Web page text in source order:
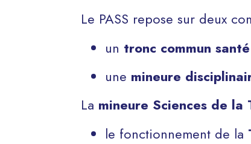
Le PASS repose sur deux
un tronc commun santé
une mineure
La mineure Sciences de la
le fonctionnement de la